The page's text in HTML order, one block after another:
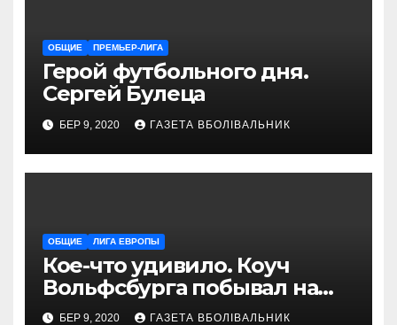
ОБЩИЕ ПРЕМЬЕР-ЛИГА
Герой футбольного дня.
Сергей Булеца
БЕР 9, 2020 ГАЗЕТА ВБОЛІВАЛЬНИК
ОБЩИЕ ЛИГА ЕВРОПЫ
Кое-что удивило. Коуч
Вольфсбурга побывал на
матче Шахтера с Колосом
БЕР 9, 2020 ГАЗЕТА ВБОЛІВАЛЬНИК